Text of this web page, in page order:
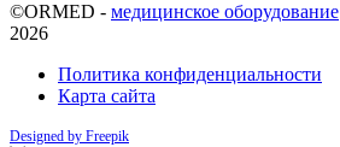
©ORMED - медицинское оборудование
2026
Политика конфиденциальности
Карта сайта
Designed by Freepik